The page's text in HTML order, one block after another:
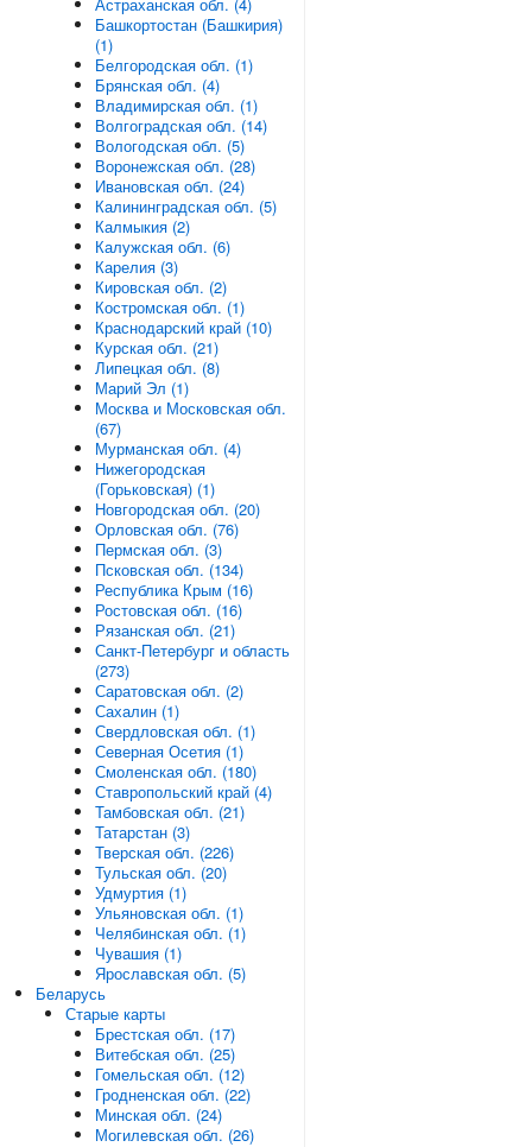
Башкортостан (Башкирия)
(1)
Белгородская обл. (1)
Брянская обл. (4)
Владимирская обл. (1)
Волгоградская обл. (14)
Вологодская обл. (5)
Воронежская обл. (28)
Ивановская обл. (24)
Калининградская обл. (5)
Калмыкия (2)
Калужская обл. (6)
Карелия (3)
Кировская обл. (2)
Костромская обл. (1)
Краснодарский край (10)
Курская обл. (21)
Липецкая обл. (8)
Марий Эл (1)
Москва и Московская обл.
(67)
Мурманская обл. (4)
Нижегородская
(Горьковская) (1)
Новгородская обл. (20)
Орловская обл. (76)
Пермская обл. (3)
Псковская обл. (134)
Республика Крым (16)
Ростовская обл. (16)
Рязанская обл. (21)
Санкт-Петербург и область
(273)
Саратовская обл. (2)
Сахалин (1)
Свердловская обл. (1)
Северная Осетия (1)
Смоленская обл. (180)
Ставропольский край (4)
Тамбовская обл. (21)
Татарстан (3)
Тверская обл. (226)
Тульская обл. (20)
Удмуртия (1)
Ульяновская обл. (1)
Челябинская обл. (1)
Чувашия (1)
Ярославская обл. (5)
Беларусь
Старые карты
Брестская обл. (17)
Витебская обл. (25)
Гомельская обл. (12)
Гродненская обл. (22)
Минская обл. (24)
Могилевская обл. (26)